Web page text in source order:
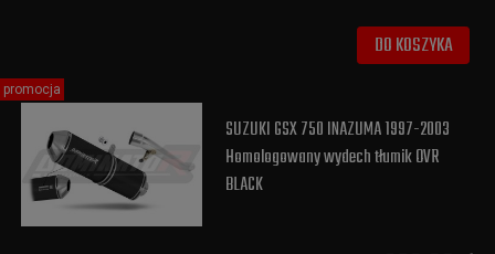
DO KOSZYKA
SUZUKI GSX 750 INAZUMA 1997-2003
Homologowany wydech tłumik OVR
BLACK
promocja